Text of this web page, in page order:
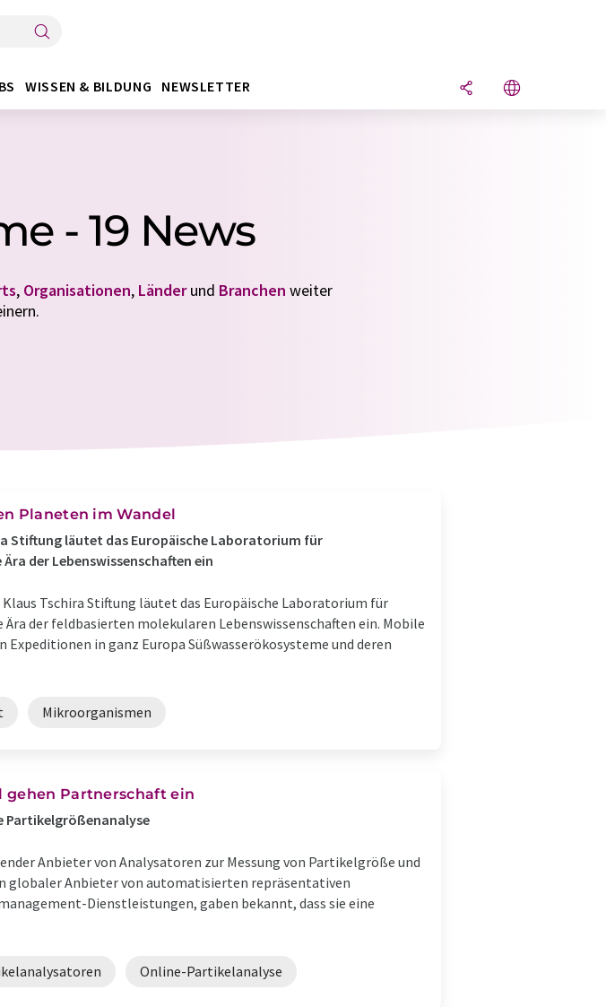
WISSEN & BILDUNG NEWSLETTER
- 19 News
, Organisationen, Länderund Branchen weiter
Planeten im Wandel
Stiftung läutet das Europäische Laboratorium für
der Lebenswissenschaften ein
Tschira Stiftung läutet das Europäische Laboratorium für
der feldbasierten molekularen Lebenswissenschaften ein. Mobile
Expeditionen in ganz Europa Süßwasserökosysteme und deren
Mikroorganismen
gehen Partnerschaft ein
Partikelgrößenanalyse
Anbieter von Analysatoren zur Messung von Partikelgröße und
globaler Anbieter von automatisierten repräsentativen
Dienstleistungen, gaben bekannt, dass sie eine
Online-Partikelanalyse